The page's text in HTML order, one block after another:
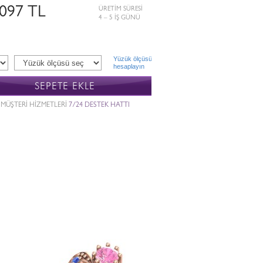
TL
ÜRETİM SÜRESİ
4 – 5 İŞ GÜNÜ
Yüzük ölçüsü
hesaplayın
SEPETE EKLE
MÜŞTERİ HİZMETLERİ 7/24 DESTEK HATTI